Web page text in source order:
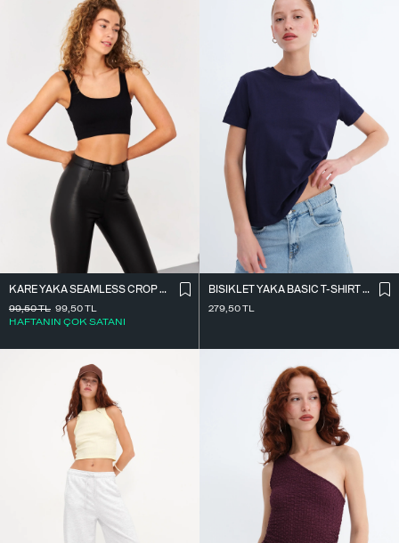
KARE YAKA SEAMLESS CROP ATLET A0187-L5
99,50TL
HAFTANIN ÇOK SATANI
99,50TL
BISIKLET YAKA BASIC T-SHIRT P4322-1
279,50TL